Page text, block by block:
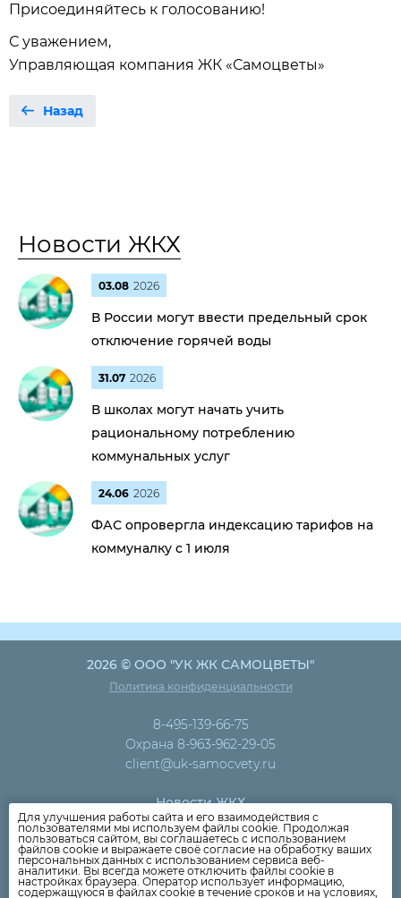
Присоединяйтесь к голосованию!
С уважением,
Управляющая компания ЖК «Самоцветы»
Назад
Новости ЖКХ
03.08 2026
В России могут ввести предельный срок
отключение горячей воды
31.07 2026
В школах могут начать учить
рациональному потреблению
коммунальных услуг
24.06 2026
ФАС опровергла индексацию тарифов на
коммуналку с 1 июля
2026 © ООО "УК ЖК САМОЦВЕТЫ"
Политика конфиденциальности
8-495-139-66-75
Охрана 8-963-962-29-05
client@uk-samocvety.ru
Новости ЖКХ
Новости компании
Как оплатить
Дома
Раскрытие информации
Для улучшения работы сайта и его взаимодействия с
пользователями мы используем файлы cookie. Продолжая
пользоваться сайтом, вы соглашаетесь с использованием
файлов cookie и выражаете своё согласие на обработку ваших
персональных данных с использованием сервиса веб-
аналитики. Вы всегда можете отключить файлы cookie в
настройках браузера. Оператор использует информацию,
содержащуюся в файлах cookie в течение сроков и на условиях,